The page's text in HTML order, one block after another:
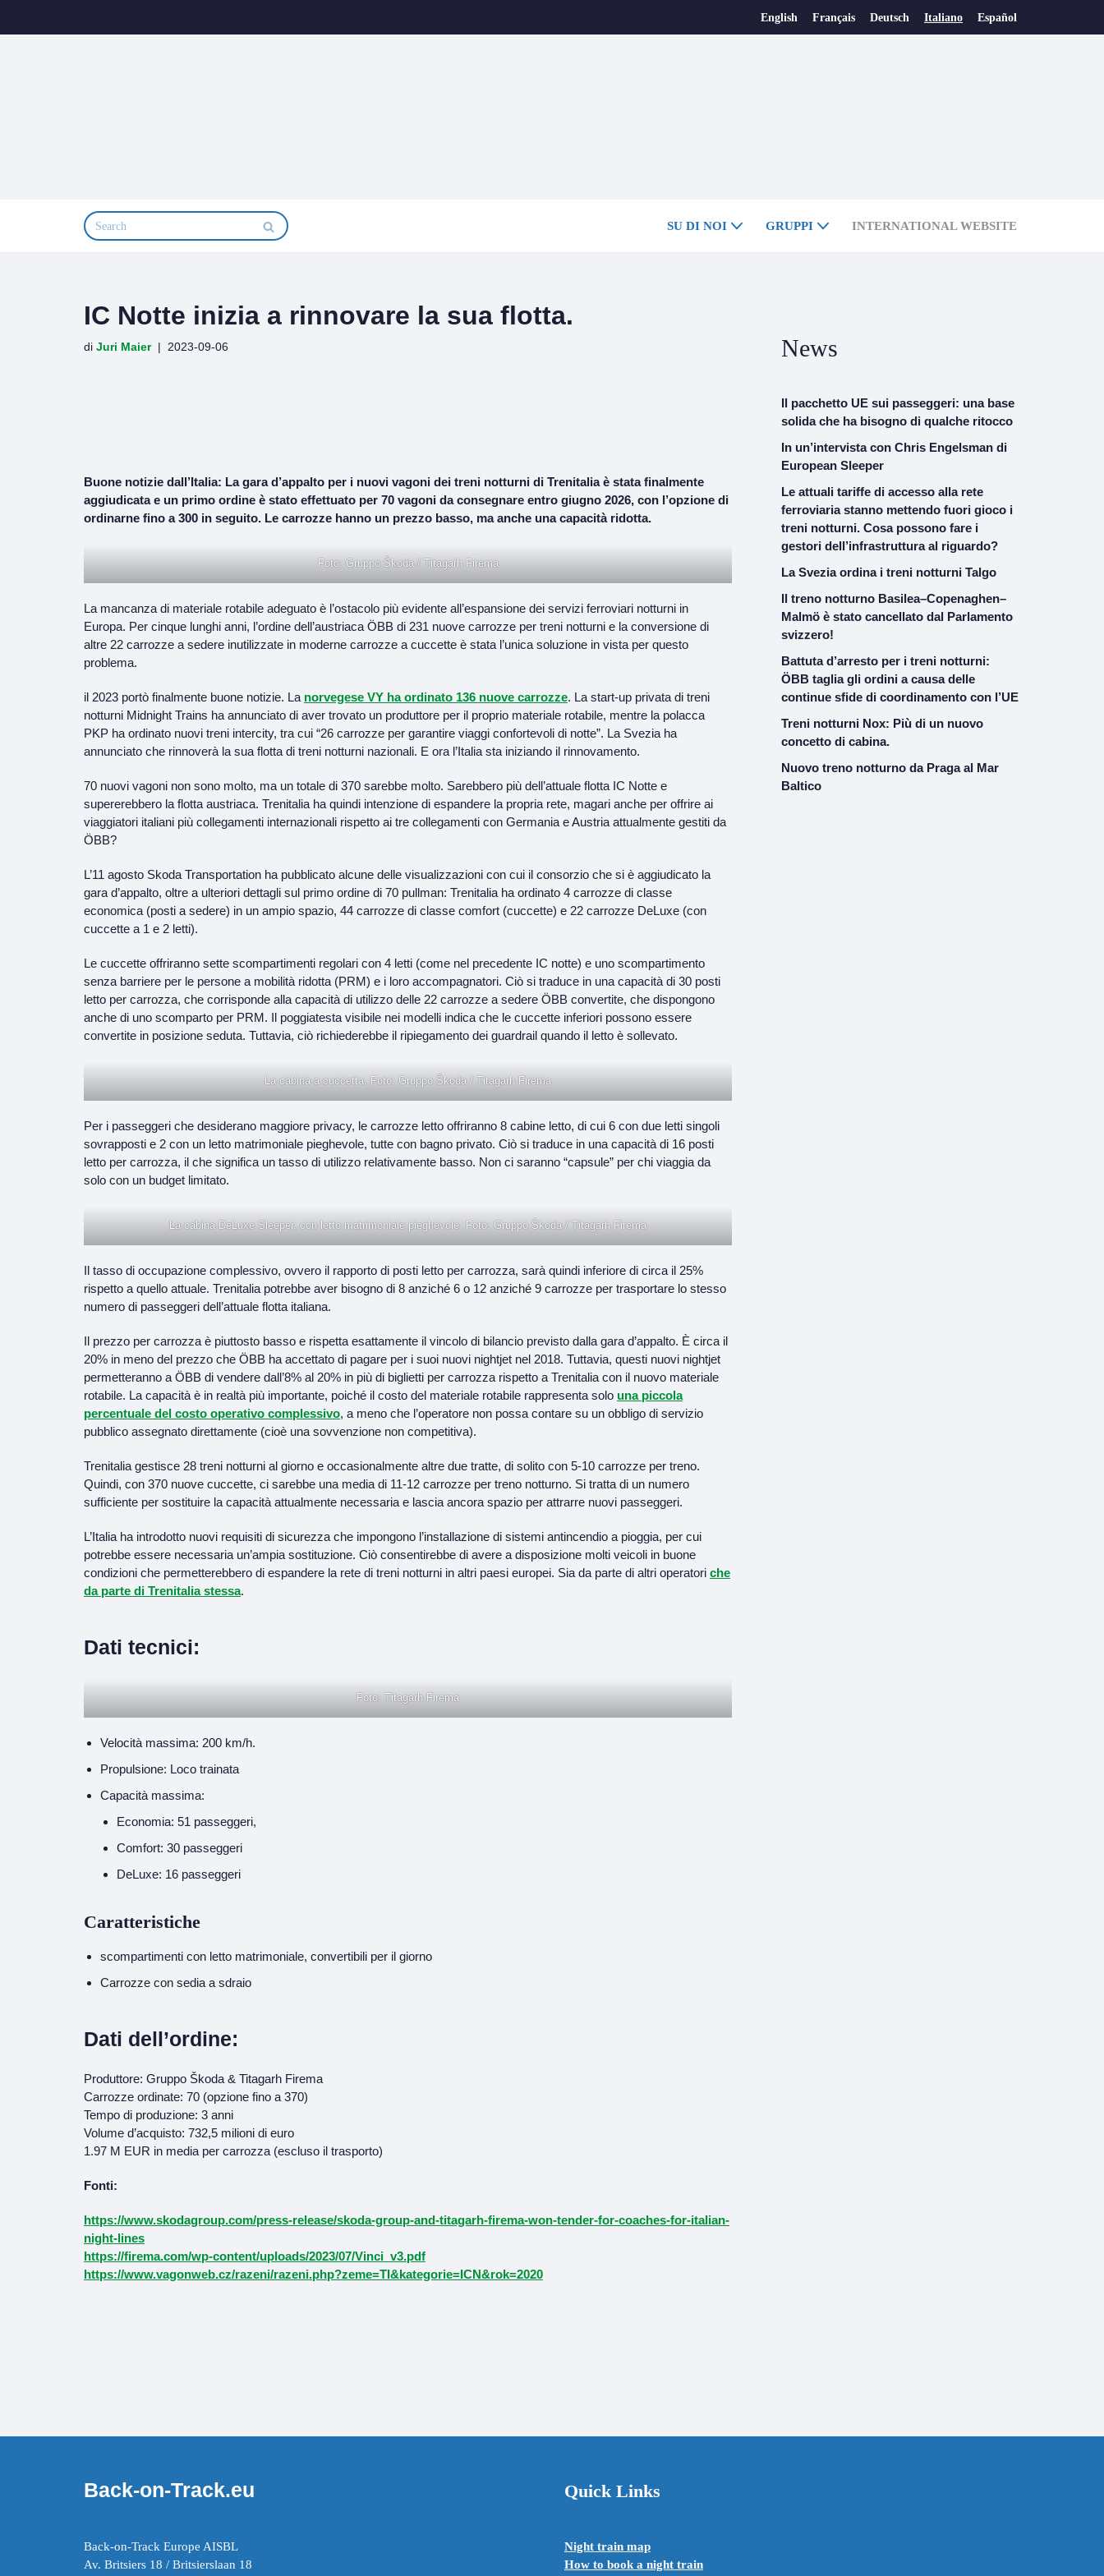
English Français Deutsch Italiano Español
SU DI NOI GRUPPI INTERNATIONAL WEBSITE
IC Notte inizia a rinnovare la sua flotta.
di Juri Maier 2023-09-06
Buone notizie dall’Italia: La gara d’appalto per i nuovi vagoni dei treni notturni di Trenitalia è stata finalmente
aggiudicata e un primo ordine è stato effettuato per 70 vagoni da consegnare entro giugno 2026, con l’opzione di
ordinarne fino a 300 in seguito. Le carrozze hanno un prezzo basso, ma anche una capacità ridotta.
Foto: Gruppo Škoda / Titagarh Firema
La mancanza di materiale rotabile adeguato è l’ostacolo più evidente all’espansione dei servizi ferroviari notturni in
Europa. Per cinque lunghi anni, l’ordine dell’austriaca ÖBB di 231 nuove carrozze per treni notturni e la conversione di
altre 22 carrozze a sedere inutilizzate in moderne carrozze a cuccette è stata l’unica soluzione in vista per questo
problema.
il 2023 portò finalmente buone notizie. La norvegese VY ha ordinato 136 nuove carrozze. La start-up privata di treni
notturni Midnight Trains ha annunciato di aver trovato un produttore per il proprio materiale rotabile, mentre la polacca
PKP ha ordinato nuovi treni intercity, tra cui “26 carrozze per garantire viaggi confortevoli di notte”. La Svezia ha
annunciato che rinnoverà la sua flotta di treni notturni nazionali. E ora l’Italia sta iniziando il rinnovamento.
70 nuovi vagoni non sono molto, ma un totale di 370 sarebbe molto. Sarebbero più dell’attuale flotta IC Notte e
supererebbero la flotta austriaca. Trenitalia ha quindi intenzione di espandere la propria rete, magari anche per offrire ai
viaggiatori italiani più collegamenti internazionali rispetto ai tre collegamenti con Germania e Austria attualmente gestiti da
ÖBB?
L’11 agosto Skoda Transportation ha pubblicato alcune delle visualizzazioni con cui il consorzio che si è aggiudicato la
gara d’appalto, oltre a ulteriori dettagli sul primo ordine di 70 pullman: Trenitalia ha ordinato 4 carrozze di classe
economica (posti a sedere) in un ampio spazio, 44 carrozze di classe comfort (cuccette) e 22 carrozze DeLuxe (con
cuccette a 1 e 2 letti).
Le cuccette offriranno sette scompartimenti regolari con 4 letti (come nel precedente IC notte) e uno scompartimento
senza barriere per le persone a mobilità ridotta (PRM) e i loro accompagnatori. Ciò si traduce in una capacità di 30 posti
letto per carrozza, che corrisponde alla capacità di utilizzo delle 22 carrozze a sedere ÖBB convertite, che dispongono
anche di uno scomparto per PRM. Il poggiatesta visibile nei modelli indica che le cuccette inferiori possono essere
convertite in posizione seduta. Tuttavia, ciò richiederebbe il ripiegamento dei guardrail quando il letto è sollevato.
La cabina a cuccetta. Foto: Gruppo Škoda / Titagarh Firema
Per i passeggeri che desiderano maggiore privacy, le carrozze letto offriranno 8 cabine letto, di cui 6 con due letti singoli
sovrapposti e 2 con un letto matrimoniale pieghevole, tutte con bagno privato. Ciò si traduce in una capacità di 16 posti
letto per carrozza, il che significa un tasso di utilizzo relativamente basso. Non ci saranno “capsule” per chi viaggia da
solo con un budget limitato.
La cabina DeLuxe Sleeper, con letto matrimoniale pieghevole. Foto: Gruppo Škoda / Titagarh Firema
Il tasso di occupazione complessivo, ovvero il rapporto di posti letto per carrozza, sarà quindi inferiore di circa il 25%
rispetto a quello attuale. Trenitalia potrebbe aver bisogno di 8 anziché 6 o 12 anziché 9 carrozze per trasportare lo stesso
numero di passeggeri dell’attuale flotta italiana.
Il prezzo per carrozza è piuttosto basso e rispetta esattamente il vincolo di bilancio previsto dalla gara d’appalto. È circa il
20% in meno del prezzo che ÖBB ha accettato di pagare per i suoi nuovi nightjet nel 2018. Tuttavia, questi nuovi nightjet
permetteranno a ÖBB di vendere dall’8% al 20% in più di biglietti per carrozza rispetto a Trenitalia con il nuovo materiale
rotabile. La capacità è in realtà più importante, poiché il costo del materiale rotabile rappresenta solo una piccola
percentuale del costo operativo complessivo, a meno che l’operatore non possa contare su un obbligo di servizio
pubblico assegnato direttamente (cioè una sovvenzione non competitiva).
Trenitalia gestisce 28 treni notturni al giorno e occasionalmente altre due tratte, di solito con 5-10 carrozze per treno.
Quindi, con 370 nuove cuccette, ci sarebbe una media di 11-12 carrozze per treno notturno. Si tratta di un numero
sufficiente per sostituire la capacità attualmente necessaria e lascia ancora spazio per attrarre nuovi passeggeri.
L’Italia ha introdotto nuovi requisiti di sicurezza che impongono l’installazione di sistemi antincendio a pioggia, per cui
potrebbe essere necessaria un’ampia sostituzione. Ciò consentirebbe di avere a disposizione molti veicoli in buone
condizioni che permetterebbero di espandere la rete di treni notturni in altri paesi europei. Sia da parte di altri operatori che
da parte di Trenitalia stessa.
Dati tecnici:
Foto: Titagarh Firema
Velocità massima: 200 km/h.
Propulsione: Loco trainata
Capacità massima:
Economia: 51 passeggeri,
Comfort: 30 passeggeri
DeLuxe: 16 passeggeri
Caratteristiche
scompartimenti con letto matrimoniale, convertibili per il giorno
Carrozze con sedia a sdraio
Dati dell’ordine:
Produttore: Gruppo Škoda & Titagarh Firema
Carrozze ordinate: 70 (opzione fino a 370)
Tempo di produzione: 3 anni
Volume d’acquisto: 732,5 milioni di euro
1.97 M EUR in media per carrozza (escluso il trasporto)
Fonti:
https://www.skodagroup.com/press-release/skoda-group-and-titagarh-firema-won-tender-for-coaches-for-italian-
night-lines
https://firema.com/wp-content/uploads/2023/07/Vinci_v3.pdf
https://www.vagonweb.cz/razeni/razeni.php?zeme=TI&kategorie=ICN&rok=2020
News
Il pacchetto UE sui passeggeri: una base
solida che ha bisogno di qualche ritocco
In un’intervista con Chris Engelsman di
European Sleeper
Le attuali tariffe di accesso alla rete
ferroviaria stanno mettendo fuori gioco i
treni notturni. Cosa possono fare i
gestori dell’infrastruttura al riguardo?
La Svezia ordina i treni notturni Talgo
Il treno notturno Basilea–Copenaghen–
Malmö è stato cancellato dal Parlamento
svizzero!
Battuta d’arresto per i treni notturni:
ÖBB taglia gli ordini a causa delle
continue sfide di coordinamento con l’UE
Treni notturni Nox: Più di un nuovo
concetto di cabina.
Nuovo treno notturno da Praga al Mar
Baltico
Back-on-Track.eu
Back-on-Track Europe AISBL
Av. Britsiers 18 / Britsierslaan 18
Quick Links
Night train map
How to book a night train